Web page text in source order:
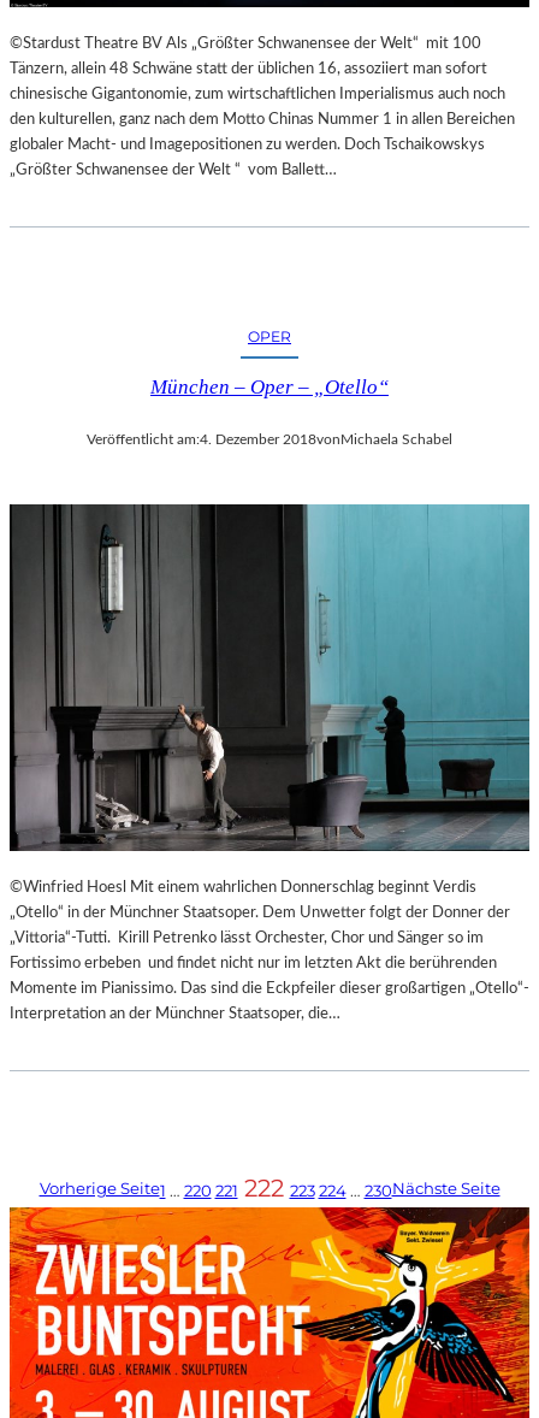
©Stardust Theatre BV Als „Größter Schwanensee der Welt“ mit 100
Tänzern, allein 48 Schwäne statt der üblichen 16, assoziiert man sofort
chinesische Gigantonomie, zum wirtschaftlichen Imperialismus auch noch
den kulturellen, ganz nach dem Motto Chinas Nummer 1 in allen Bereichen
globaler Macht- und Imagepositionen zu werden. Doch Tschaikowskys
„Größter Schwanensee der Welt “ vom Ballett…
OPER
München – Oper – „Otello“
Veröffentlicht am:4. Dezember 2018vonMichaela Schabel
©Winfried Hoesl Mit einem wahrlichen Donnerschlag beginnt Verdis
„Otello“ in der Münchner Staatsoper. Dem Unwetter folgt der Donner der
„Vittoria“-Tutti. Kirill Petrenko lässt Orchester, Chor und Sänger so im
Fortissimo erbeben und findet nicht nur im letzten Akt die berührenden
Momente im Pianissimo. Das sind die Eckpfeiler dieser großartigen „Otello“-
Interpretation an der Münchner Staatsoper, die…
Vorherige Seite1 … 220 221 222 223 224 … 230Nächste Seite